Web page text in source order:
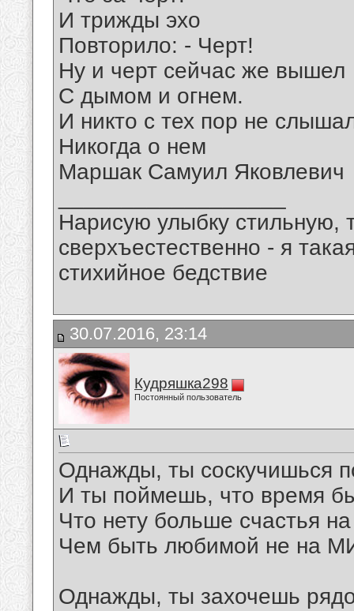
И трижды эхо
Повторило: - Черт!
Ну и черт сейчас же вышел
С дымом и огнем.
И никто с тех пор не
Никогда о нем
Маршак Самуил Яковлевич
Нарисую улыбку стильную,
сверхъестественно - я
стихийное бедствие
30.07.2016, 23:14
Кудряшка298
Постоянный пользователь
Однажды, ты соскучишься
И ты поймешь, что время
Что нету больше счастья
Чем быть любимой не на
Однажды, ты захочешь